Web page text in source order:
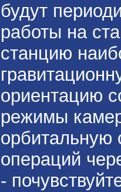
будут
работы на
станцию
ориентацию
режимы
орбитальную
операций
-